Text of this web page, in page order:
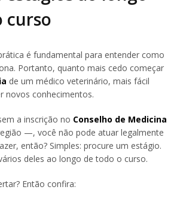
curso
é fundamental para entender como
Portanto, quanto mais cedo começar
de um médico veterinário, mais fácil
novos conhecimentos.
a inscrição no Conselho de Medicina
—, você não pode atuar legalmente
então? Simples: procure um estágio.
deles ao longo de todo o curso.
Então confira: